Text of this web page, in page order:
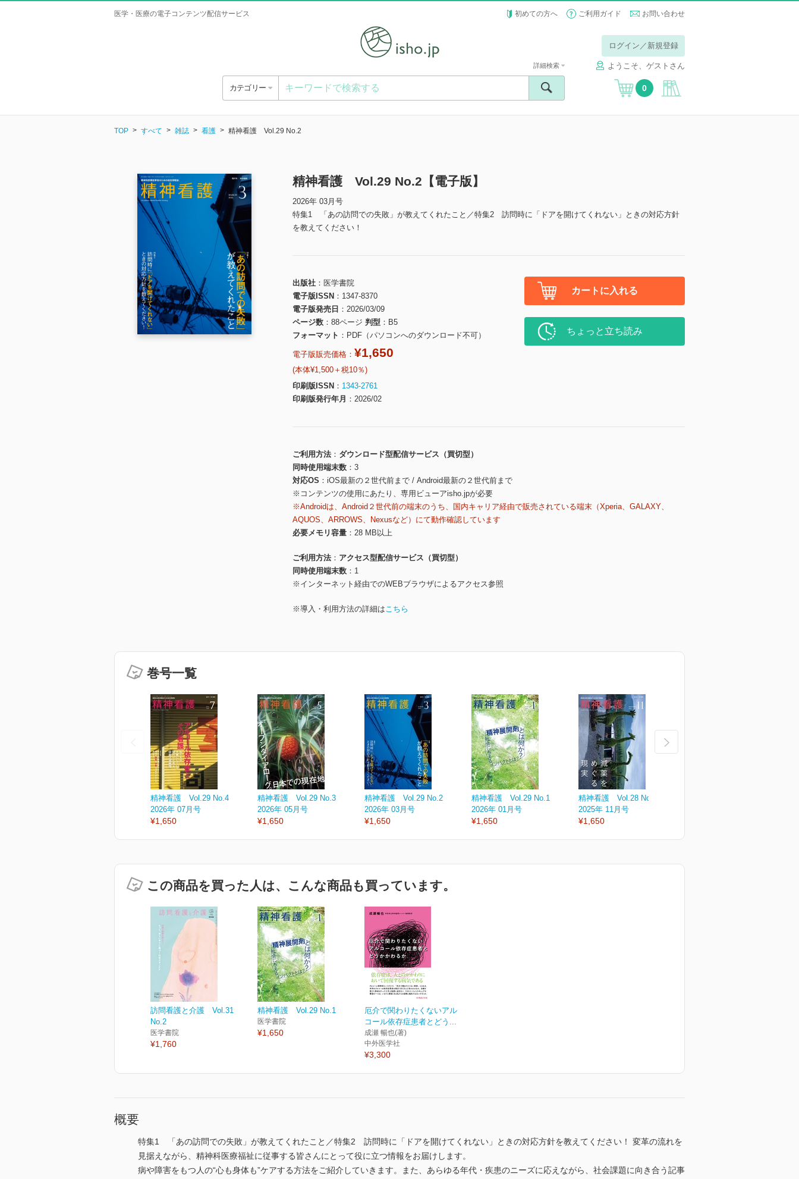
医学・医療の電子コンテンツ配信サービス 初めての方へ ご利用ガイド お問い合わせ
ログイン／新規登録
ようこそ、ゲストさん
カテゴリー
詳細検索
0
TOP すべて 雑誌 看護 精神看護 Vol.29 No.2
精神看護 Vol.29 No.2【電子版】
2026年 03月号
特集1 「あの訪問での失敗」が教えてくれたこと／特集2 訪問時に「ドアを開けてくれない」ときの対応方針
を教えてください！
出版社
医学書院
電子版ISSN
1347-8370
電子版発売日
2026/03/09
ページ数
88ページ 判型
B5
フォーマット
PDF（パソコンへのダウンロード不可）
電子版販売価格： ¥1,650
(本体¥1,500＋税10％)
印刷版ISSN
1343-2761
印刷版発行年月
2026/02
カートに入れる
ちょっと立ち読み
ご利用方法
ダウンロード型配信サービス（買切型）
同時使用端末数
3
対応OS
iOS最新の２世代前まで / Android最新の２世代前まで
※コンテンツの使用にあたり、専用ビューアisho.jpが必要
※Androidは、Android２世代前の端末のうち、国内キャリア経由で販売されている端末（Xperia、GALAXY、
AQUOS、ARROWS、Nexusなど）にて動作確認しています
必要メモリ容量
28 MB以上
ご利用方法
アクセス型配信サービス（買切型）
同時使用端末数
1
※インターネット経由でのWEBブラウザによるアクセス参照
※導入・利用方法の詳細はこちら
巻号一覧
精神看護 Vol.29 No.4
2026年 07月号
¥1,650
精神看護 Vol.29 No.3
2026年 05月号
¥1,650
精神看護 Vol.29 No.2
2026年 03月号
¥1,650
精神看護 Vol.29 No.1
2026年 01月号
¥1,650
精神看護 Vol.28 No.6
2025年 11月号
¥1,650
この商品を買った人は、こんな商品も買っています。
訪問看護と介護 Vol.31
No.2
医学書院
¥1,760
精神看護 Vol.29 No.1
医学書院
¥1,650
厄介で関わりたくないアル
コール依存症患者とどう...
成瀬 暢也(著)
中外医学社
¥3,300
概要
特集1 「あの訪問での失敗」が教えてくれたこと／特集2 訪問時に「ドアを開けてくれない」ときの対応方針を教えてください！ 変革の流れを
見据えながら、精神科医療福祉に従事する皆さんにとって役に立つ情報をお届けします。
病や障害をもつ人の“心も身体も”ケアする方法をご紹介していきます。また、あらゆる年代・疾患のニーズに応えながら、社会課題に向き合う記事